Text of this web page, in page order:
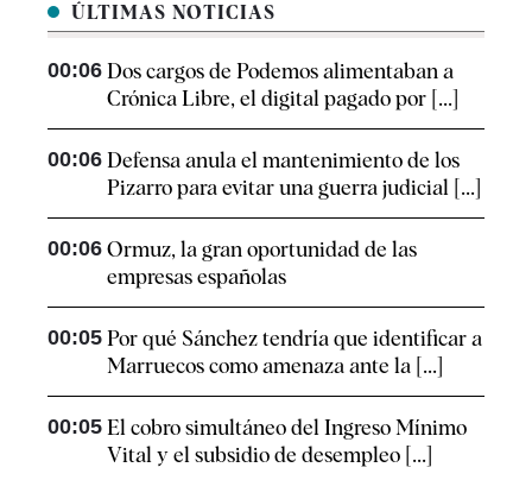
ÚLTIMAS NOTICIAS
00:06 Dos cargos de Podemos alimentaban a
Crónica Libre, el digital pagado por [...]
00:06 Defensa anula el mantenimiento de los
Pizarro para evitar una guerra judicial [...]
00:06 Ormuz, la gran oportunidad de las
empresas españolas
00:05 Por qué Sánchez tendría que identificar a
Marruecos como amenaza ante la [...]
00:05 El cobro simultáneo del Ingreso Mínimo
Vital y el subsidio de desempleo [...]